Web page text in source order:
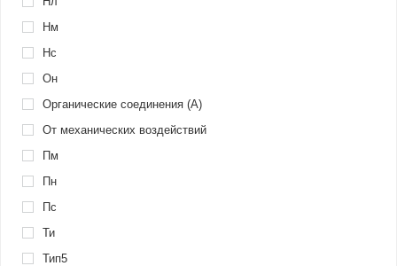
Нм
Нс
Он
Органические соединения (A)
От механических воздействий
Пм
Пн
Пс
Ти
Тип5